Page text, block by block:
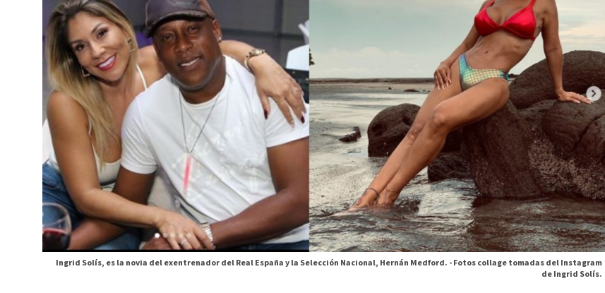
Ingrid Solís, es la novia del exentrenador del Real España y la Selección Nacional, Hernán Medford. -Fotos collage tomadas del Instagram
de Ingrid Solís.